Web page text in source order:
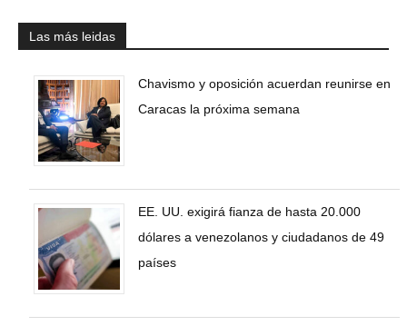
Las más leidas
Chavismo y oposición acuerdan reunirse en
Caracas la próxima semana
EE. UU. exigirá fianza de hasta 20.000
dólares a venezolanos y ciudadanos de 49
países